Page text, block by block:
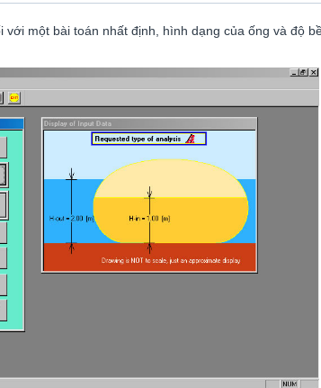
một bài toán nhất định, hình dạng của ống và độ